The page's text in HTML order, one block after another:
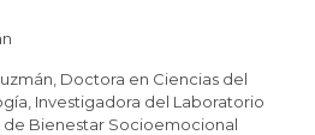
Doctora en Ciencias del
Investigadora del Laboratorio
Bienestar Socioemocional